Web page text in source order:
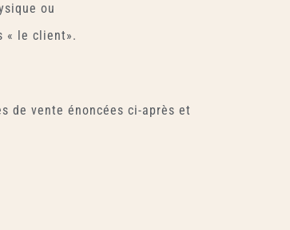
ou
« le client».
de vente énoncées ci-après et